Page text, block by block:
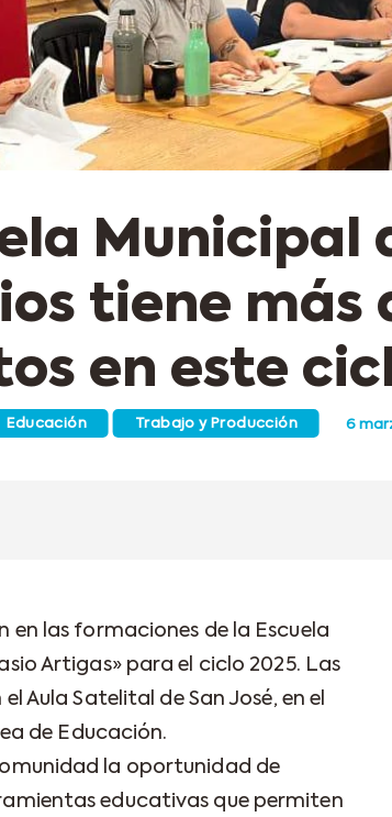
Municipal
tiene más
en este
Educación Trabajo y Producción 6
en las formaciones de la Escuela
Artigas» para el ciclo 2025. Las
Aula Satelital de San José, en el
de Educación.
la oportunidad de
educativas que permiten